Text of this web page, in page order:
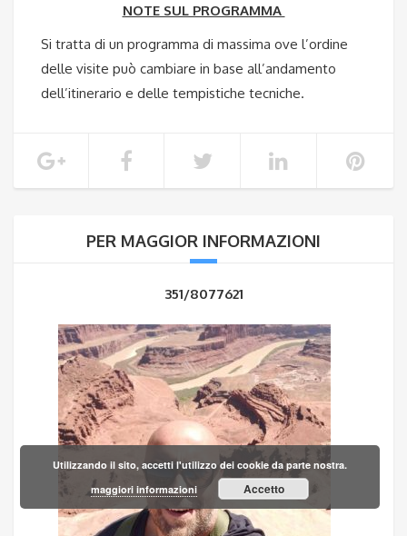
NOTE SUL PROGRAMMA
Si tratta di un programma di massima ove l’ordine
delle visite può cambiare in base all’andamento
dell’itinerario e delle tempistiche tecniche.
PER MAGGIOR INFORMAZIONI
351/8077621
Utilizzando il sito, accetti l'utilizzo dei cookie da parte nostra.
maggiori informazioni
Accetto